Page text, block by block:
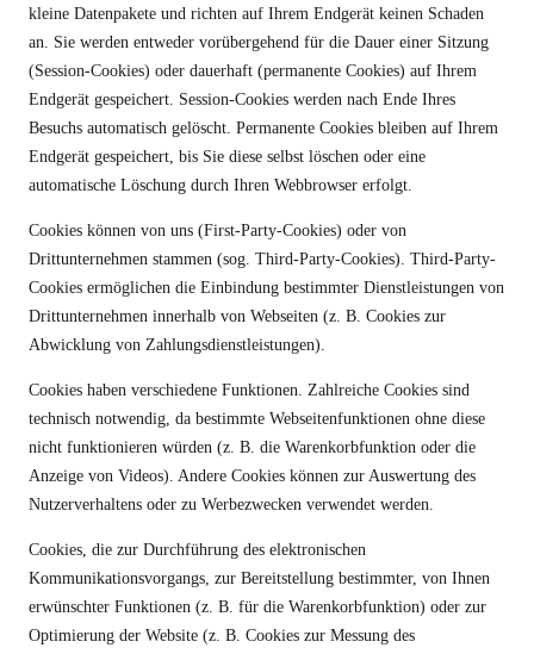
kleine Datenpakete und richten auf Ihrem Endgerät keinen Schaden
an. Sie werden entweder vorübergehend für die Dauer einer Sitzung
(Session-Cookies) oder dauerhaft (permanente Cookies) auf Ihrem
Endgerät gespeichert. Session-Cookies werden nach Ende Ihres
Besuchs automatisch gelöscht. Permanente Cookies bleiben auf Ihrem
Endgerät gespeichert, bis Sie diese selbst löschen oder eine
automatische Löschung durch Ihren Webbrowser erfolgt.
Cookies können von uns (First-Party-Cookies) oder von
Drittunternehmen stammen (sog. Third-Party-Cookies). Third-Party-
Cookies ermöglichen die Einbindung bestimmter Dienstleistungen von
Drittunternehmen innerhalb von Webseiten (z. B. Cookies zur
Abwicklung von Zahlungsdienstleistungen).
Cookies haben verschiedene Funktionen. Zahlreiche Cookies sind
technisch notwendig, da bestimmte Webseitenfunktionen ohne diese
nicht funktionieren würden (z. B. die Warenkorbfunktion oder die
Anzeige von Videos). Andere Cookies können zur Auswertung des
Nutzerverhaltens oder zu Werbezwecken verwendet werden.
Cookies, die zur Durchführung des elektronischen
Kommunikationsvorgangs, zur Bereitstellung bestimmter, von Ihnen
erwünschter Funktionen (z. B. für die Warenkorbfunktion) oder zur
Optimierung der Website (z. B. Cookies zur Messung des